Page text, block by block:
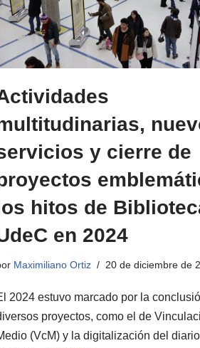
y cierre de
hitos de
en 2024
Maximiliano Ortiz 20 de diciembre de
2024 estuvo marcado por la
proyectos, como el de
(VcM) y la digitalización del diario